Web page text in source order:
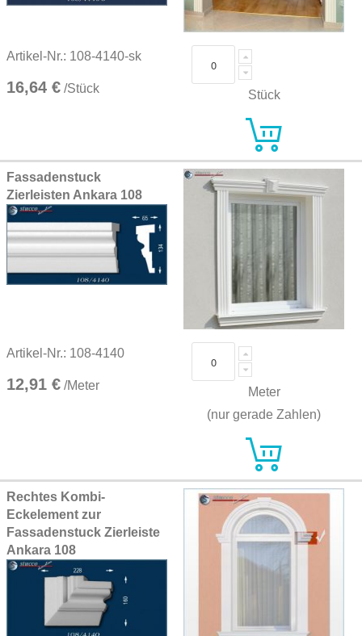
Artikel-Nr.: 108-4140-sk
16,64 € /Stück Stück
Fassadenstuck
Zierleisten Ankara 108
Artikel-Nr.: 108-4140
12,91 € /Meter
Meter
(nur gerade Zahlen)
Rechtes Kombi-
Eckelement zur
Fassadenstuck Zierleiste
Ankara 108